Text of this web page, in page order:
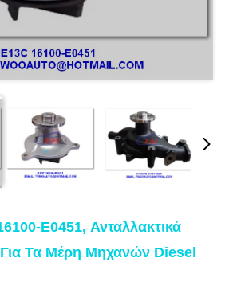
E0451, Ανταλλακτικά
Τα Μέρη Μηχανών Diesel